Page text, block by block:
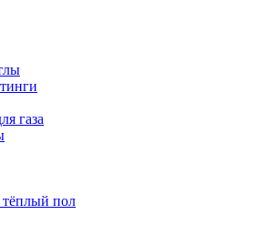
газа
пол